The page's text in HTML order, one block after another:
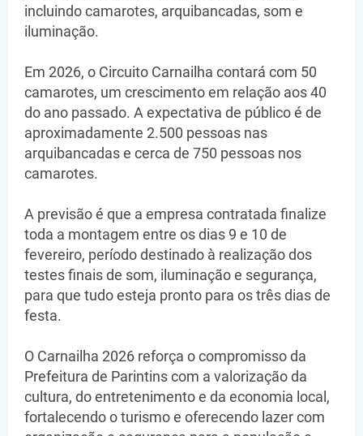
incluindo camarotes, arquibancadas, som e
iluminação.
Em 2026, o Circuito Carnailha contará com 50
camarotes, um crescimento em relação aos 40
do ano passado. A expectativa de público é de
aproximadamente 2.500 pessoas nas
arquibancadas e cerca de 750 pessoas nos
camarotes.
A previsão é que a empresa contratada finalize
toda a montagem entre os dias 9 e 10 de
fevereiro, período destinado à realização dos
testes finais de som, iluminação e segurança,
para que tudo esteja pronto para os três dias de
festa.
O Carnailha 2026 reforça o compromisso da
Prefeitura de Parintins com a valorização da
cultura, do entretenimento e da economia local,
fortalecendo o turismo e oferecendo lazer com